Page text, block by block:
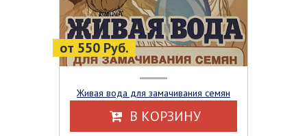
от 550 Руб.
Живая вода для замачивания семян
В КОРЗИНУ